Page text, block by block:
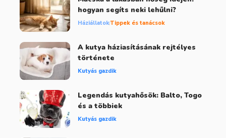
hogyan segíts neki lehűlni?
HáziállatokTippek és tanácsok
A kutya háziasításának rejtélyes
története
Kutyás gazdik
Legendás kutyahősök: Balto, Togo
és a többiek
Kutyás gazdik